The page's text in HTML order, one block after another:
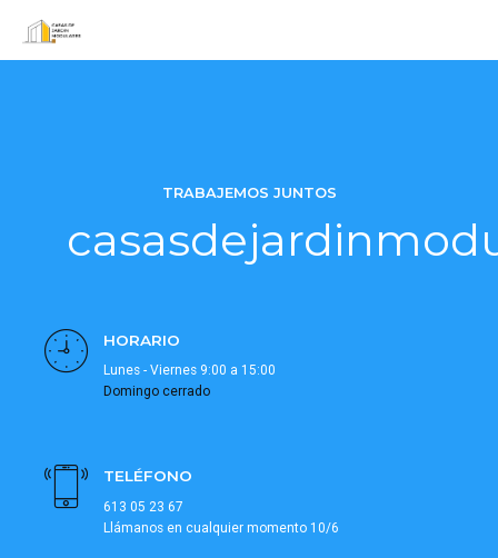
TRABAJEMOS JUNTOS
HORARIO
Lunes - Viernes 9:00 a 15:00
Domingo cerrado
TELÉFONO
613 05 23 67
Llámanos en cualquier momento 10/6